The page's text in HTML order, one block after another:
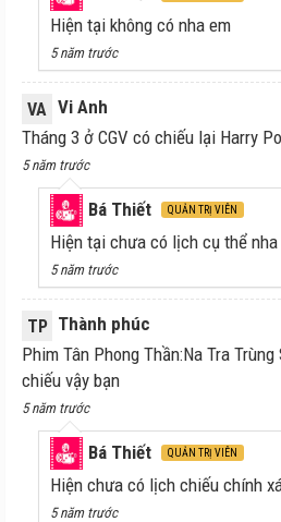
Hiện tại không có nha em
5 năm trước
VA Vi Anh
Tháng 3 ở CGV có chiếu lại Harry
5 năm trước
Bá Thiết QUẢN TRỊ VIÊN
Hiện tại chưa có lịch cụ thể nha
5 năm trước
TP Thành phúc
Phim Tân Phong Thần:Na Tra
chiếu vậy bạn
5 năm trước
Bá Thiết QUẢN TRỊ VIÊN
Hiện chưa có lịch chiếu chính
5 năm trước